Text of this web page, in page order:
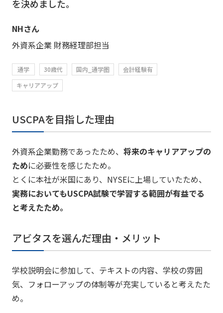
を決めました。
NHさん
外資系企業 財務経理部担当
通学 30歳代 国内_通学圏
会計経験有
キャリアアップ
USCPAを目指した理由
外資系企業勤務であったため、 将来のキャリアアップの
ために必要性を感じたため。
とくに本社が米国にあり、NYSEに上場していたため、
実務においてもUSCPA試験で学習する範囲が有益でる
と考えたため。
アビタスを選んだ理由・メリット
学校説明会に参加して、 テキストの内容、学校の雰囲
気、フォローアップの体制等が充実していると考えたた
め。